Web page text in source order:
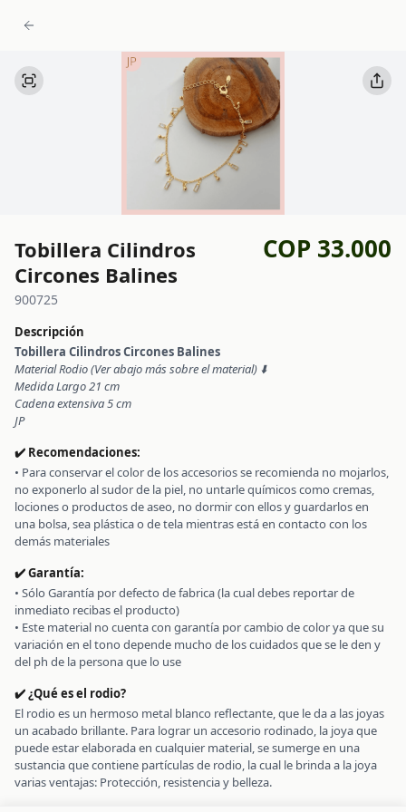
Tobillera Cilindros
Circones Balines
COP 33.000
900725
Descripción
Tobillera Cilindros Circones Balines
Material Rodio (Ver abajo más sobre el material) ⬇️
Medida Largo 21 cm
Cadena extensiva 5 cm
JP
✔️ Recomendaciones:
• Para conservar el color de los accesorios se recomienda no mojarlos,
no exponerlo al sudor de la piel, no untarle químicos como cremas,
lociones o productos de aseo, no dormir con ellos y guardarlos en
una bolsa, sea plástica o de tela mientras está en contacto con los
demás materiales
✔️ Garantía:
• Sólo Garantía por defecto de fabrica (la cual debes reportar de
inmediato recibas el producto)
• Este material no cuenta con garantía por cambio de color ya que su
variación en el tono depende mucho de los cuidados que se le den y
✔️ ¿Qué es el rodio?
El rodio es un hermoso metal blanco reflectante, que le da a las joyas
un acabado brillante. Para lograr un accesorio rodinado, la joya que
puede estar elaborada en cualquier material, se sumerge en una
sustancia que contiene partículas de rodio, la cual le brinda a la joya
varias ventajas: Protección, resistencia y belleza.